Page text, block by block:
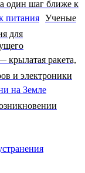
один шаг ближе к
Ученые
для
ракета,
и электроники